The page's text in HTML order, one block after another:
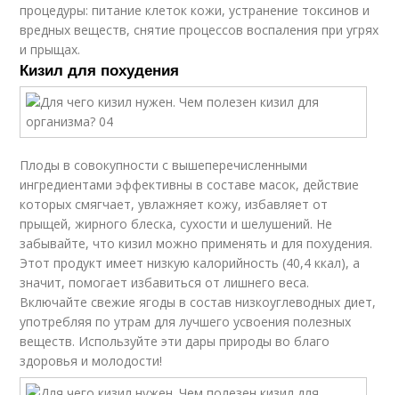
процедуры: питание клеток кожи, устранение токсинов и
вредных веществ, снятие процессов воспаления при угрях
и прыщах.
Кизил для похудения
Плоды в совокупности с вышеперечисленными
ингредиентами эффективны в составе масок, действие
которых смягчает, увлажняет кожу, избавляет от
прыщей, жирного блеска, сухости и шелушений. Не
забывайте, что кизил можно применять и для похудения.
Этот продукт имеет низкую калорийность (40,4 ккал), а
значит, помогает избавиться от лишнего веса.
Включайте свежие ягоды в состав низкоуглеводных диет,
употребляя по утрам для лучшего усвоения полезных
веществ. Используйте эти дары природы во благо
здоровья и молодости!